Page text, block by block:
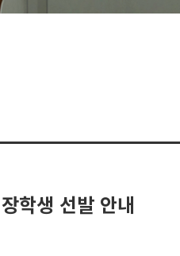
학생 선발 안내